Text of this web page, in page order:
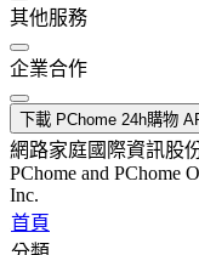
其他服務
企業合作
下載 PChome 24h購物
網路家庭國際資訊股
PChome and PChome
Inc.
首頁